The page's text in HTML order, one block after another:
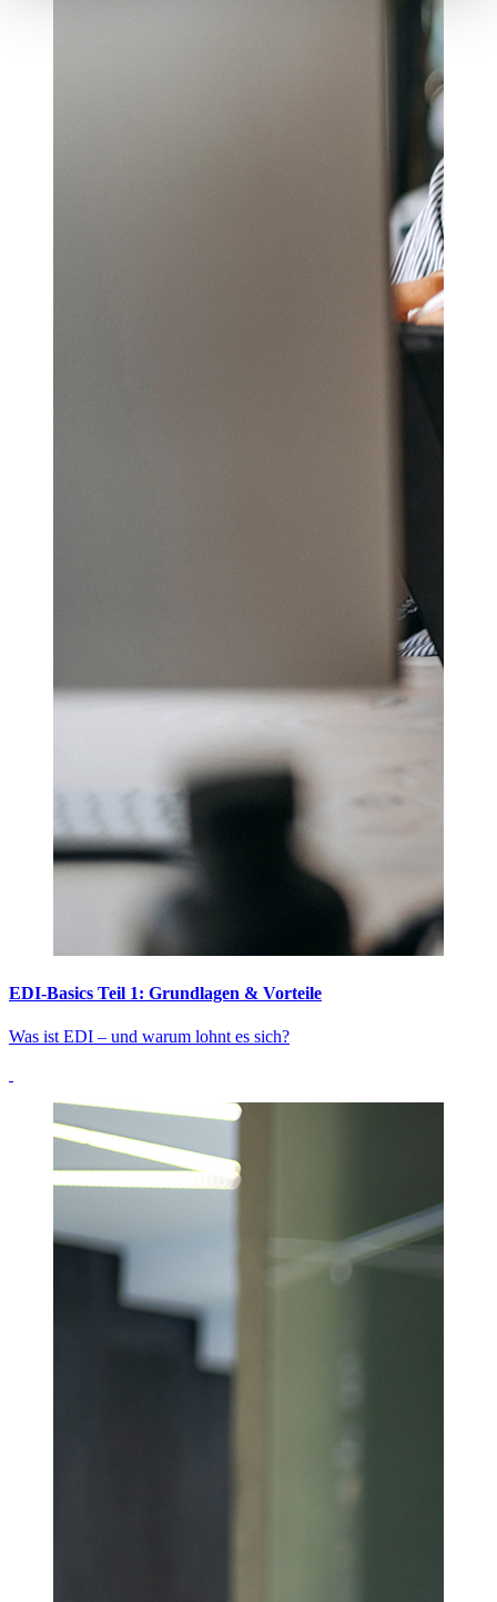
EDI-Basics Teil 1: Grundlagen & Vorteile
Was ist EDI – und warum lohnt es sich?